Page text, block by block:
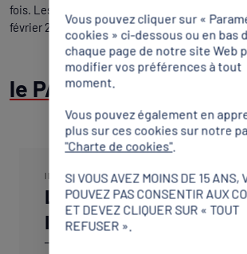
fois. Les dossiers de candidatures sont
février 2025 à minuit.
le PAI qu'est ce que
INTERNATIONAL
Le Parcours Ambition
Internationale
Vous pouvez cliquer sur «
cookies » ci-dessous ou en bas
chaque page de notre site Web
modifier vos préférences à tout
moment.
Vous pouvez également en
plus sur ces cookies sur notre
"Charte de cookies".
SI VOUS AVEZ MOINS DE 15 ANS,
POUVEZ PAS CONSENTIR AUX
ET DEVEZ CLIQUER SUR « TOUT
REFUSER ».